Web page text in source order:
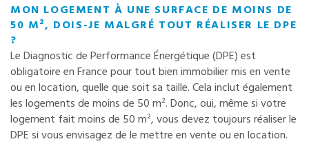
MON LOGEMENT À UNE SURFACE DE MOINS DE
50 M², DOIS-JE MALGRÉ TOUT RÉALISER LE DPE
?
Le Diagnostic de Performance Énergétique (DPE) est
obligatoire en France pour tout bien immobilier mis en vente
ou en location, quelle que soit sa taille. Cela inclut également
les logements de moins de 50 m². Donc, oui, même si votre
logement fait moins de 50 m², vous devez toujours réaliser le
DPE si vous envisagez de le mettre en vente ou en location.